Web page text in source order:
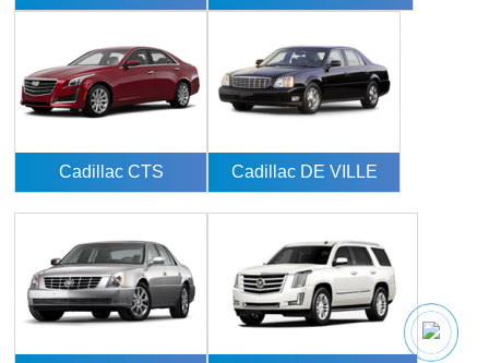
Cadillac CTS Cadillac DE VILLE